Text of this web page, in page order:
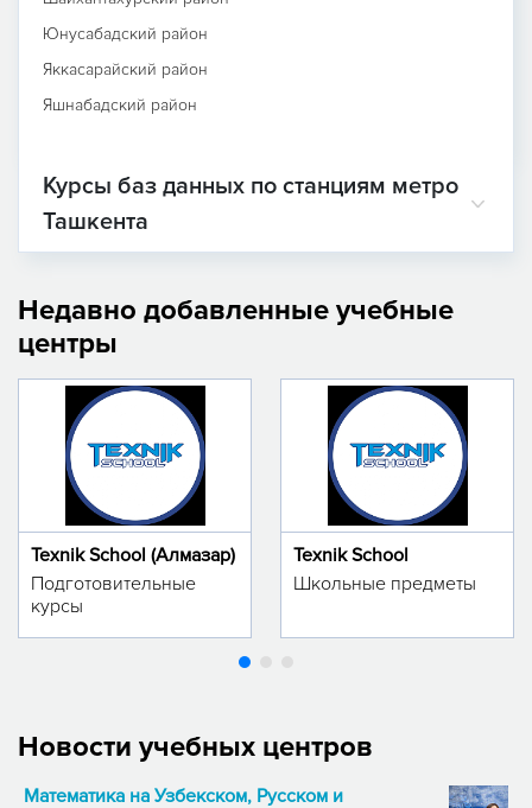
Юнусабадский район
Яккасарайский район
Яшнабадский район
Курсы баз данных по станциям метро
Ташкента
Недавно добавленные учебные
центры
Texnik School (Алмазар)
Подготовительные
курсы
Texnik School
Школьные предметы
Новости учебных центров
Математика на Узбекском, Русском и